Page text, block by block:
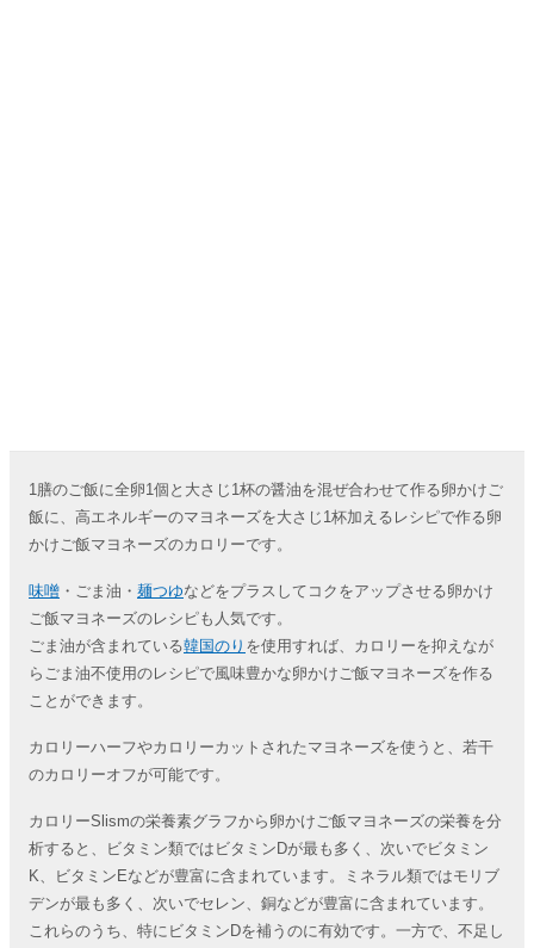
1膳のご飯に全卵1個と大さじ1杯の醤油を混ぜ合わせて作る卵かけご
飯に、高エネルギーのマヨネーズを大さじ1杯加えるレシピで作る卵
かけご飯マヨネーズのカロリーです。
味噌 ・ごま油・ 麺つゆなどをプラスしてコクをアップさせる卵かけ
ご飯マヨネーズのレシピも人気です。
ごま油が含まれている韓国のり を使用すれば、カロリーを抑えなが
らごま油不使用のレシピで風味豊かな卵かけご飯マヨネーズを作る
ことができます。
カロリーハーフやカロリーカットされたマヨネーズを使うと、若干
のカロリーオフが可能です。
カロリーSlismの栄養素グラフから卵かけご飯マヨネーズの栄養を分
析すると、ビタミン類ではビタミンDが最も多く、次いでビタミン
K、ビタミンEなどが豊富に含まれています。ミネラル類ではモリブ
デンが最も多く、次いでセレン、銅などが豊富に含まれています。
これらのうち、特にビタミンDを補うのに有効です。一方で、不足し